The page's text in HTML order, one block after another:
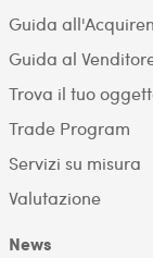
Guida
Guida al
Trova il tuo
Trade Program
Servizi su misura
Valutazione
News